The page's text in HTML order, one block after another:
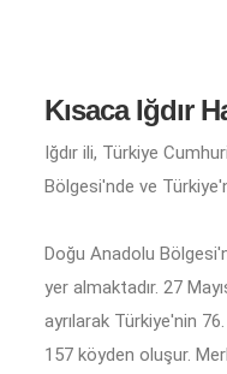
Kısaca Iğdır
Iğdır ili, Türkiye
Bölgesi'nde ve
Doğu Anadolu
yer almaktadır. 27
ayrılarak Türkiye'nin
157 köyden oluşur.